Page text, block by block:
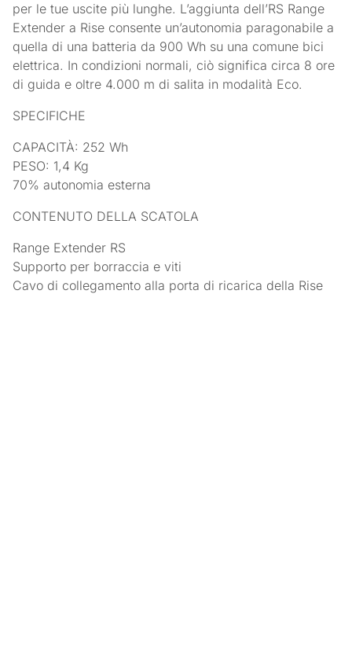
per le tue uscite più lunghe. L’aggiunta dell’RS Range
Extender a Rise consente un’autonomia paragonabile a
quella di una batteria da 900 Wh su una comune bici
elettrica. In condizioni normali, ciò significa circa 8 ore
di guida e oltre 4.000 m di salita in modalità Eco.
SPECIFICHE
CAPACITÀ: 252 Wh
PESO: 1,4 Kg
70% autonomia esterna
CONTENUTO DELLA SCATOLA
Range Extender RS
Supporto per borraccia e viti
Cavo di collegamento alla porta di ricarica della Rise